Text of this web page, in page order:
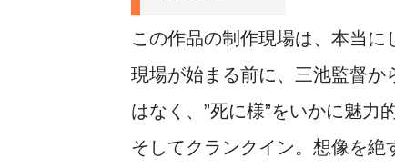
この作品の制作現場は、本当に
現場が始まる前に、三池監督か
はなく、”死に様”をいかに魅
そしてクランクイン。想像を絶